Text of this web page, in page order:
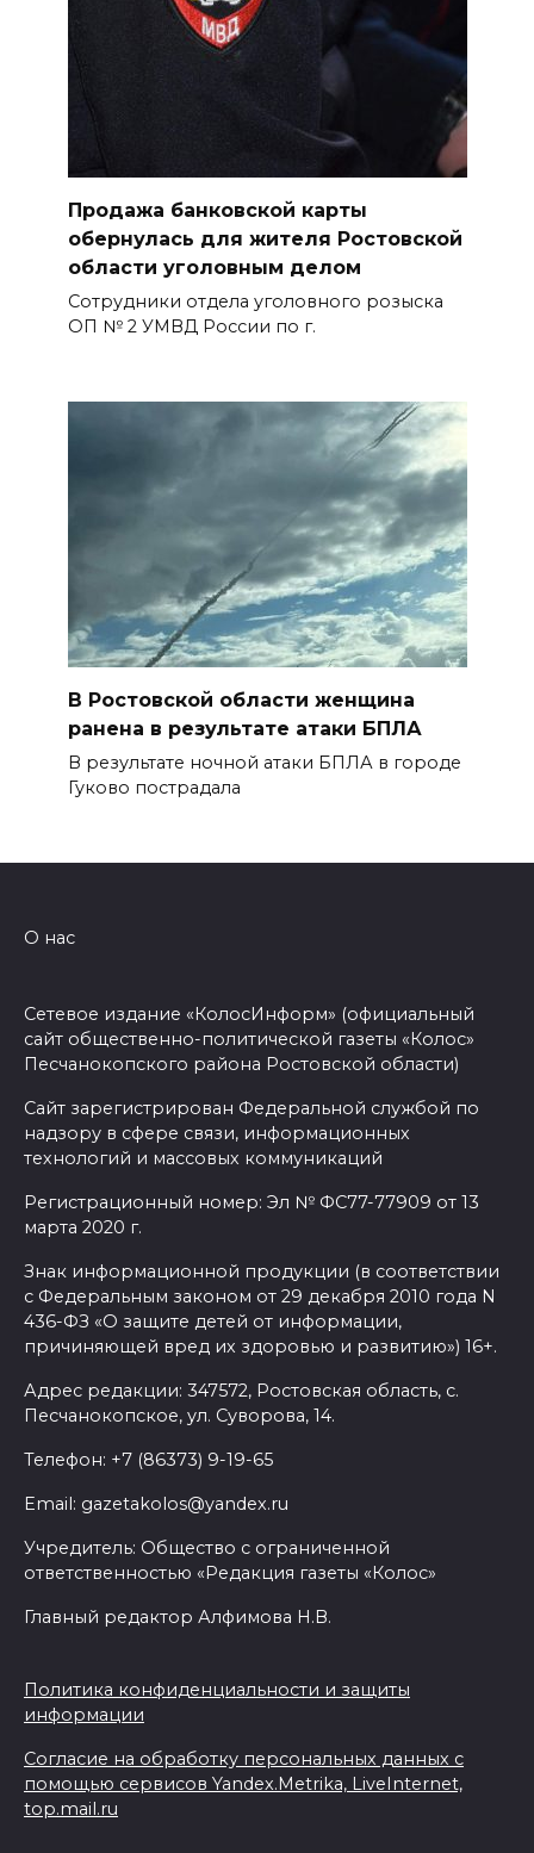
Продажа банковской карты
обернулась для жителя Ростовской
области уголовным делом
Сотрудники отдела уголовного розыска
ОП № 2 УМВД России по г.
В Ростовской области женщина
ранена в результате атаки БПЛА
В результате ночной атаки БПЛА в городе
Гуково пострадала
О нас
Сетевое издание «КолосИнформ» (официальный
сайт общественно-политической газеты «Колос»
Песчанокопского района Ростовской области)
Сайт зарегистрирован Федеральной службой по
надзору в сфере связи, информационных
технологий и массовых коммуникаций
Регистрационный номер: Эл № ФС77-77909 от 13
марта 2020 г.
Знак информационной продукции (в соответствии
с Федеральным законом от 29 декабря 2010 года N
436-ФЗ «О защите детей от информации,
причиняющей вред их здоровью и развитию») 16+.
Адрес редакции: 347572, Ростовская область, с.
Песчанокопское, ул. Суворова, 14.
Телефон: +7 (86373) 9-19-65
Email: gazetakolos@yandex.ru
Учредитель: Общество с ограниченной
ответственностью «Редакция газеты «Колос»
Главный редактор Алфимова Н.В.
Политика конфиденциальности и защиты
информации
Согласие на обработку персональных данных с
помощью сервисов Yandex.Metrika, LiveInternet,
top.mail.ru